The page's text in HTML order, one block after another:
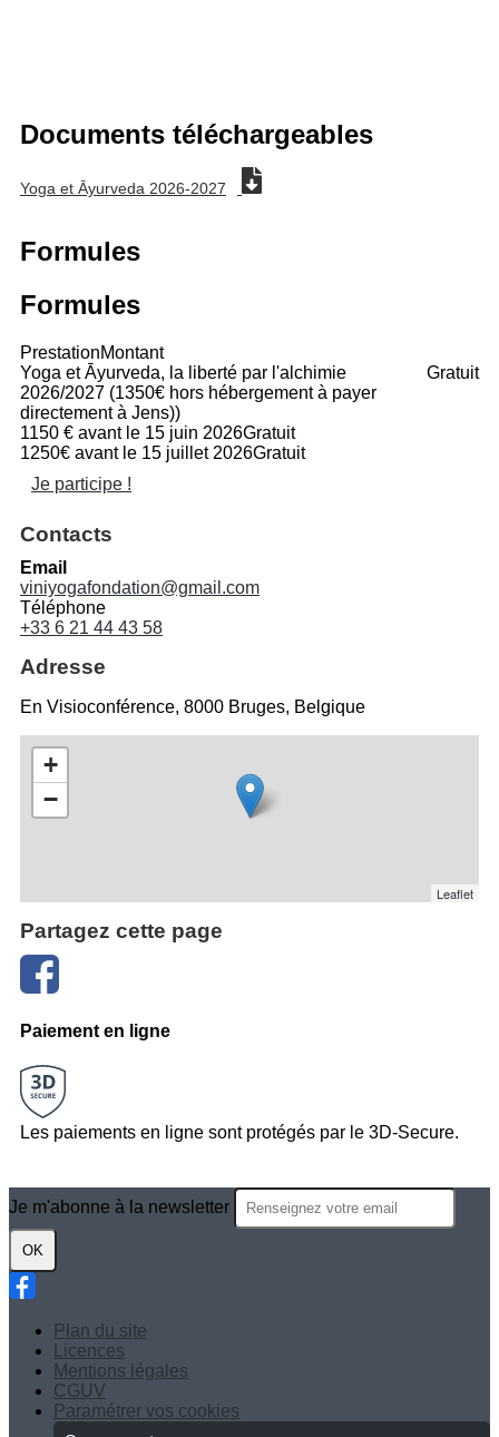
Documents téléchargeables
Yoga et Āyurveda 2026-2027
Formules
Formules
PrestationMontant
Yoga et Āyurveda, la liberté par l'alchimie
2026/2027 (1350€ hors hébergement à payer
directement à Jens))
Gratuit
1150 € avant le 15 juin 2026Gratuit
1250€ avant le 15 juillet 2026Gratuit
Je participe !
Contacts
Email
viniyogafondation@gmail.com
Téléphone
+33 6 21 44 43 58
Adresse
En Visioconférence, 8000 Bruges, Belgique
+
−
Leaflet
Partagez cette page
Paiement en ligne
Les paiements en ligne sont protégés par le 3D-Secure.
Je m'abonne à la newsletter
OK
Plan du site
Licences
Mentions légales
CGUV
Paramétrer vos cookies